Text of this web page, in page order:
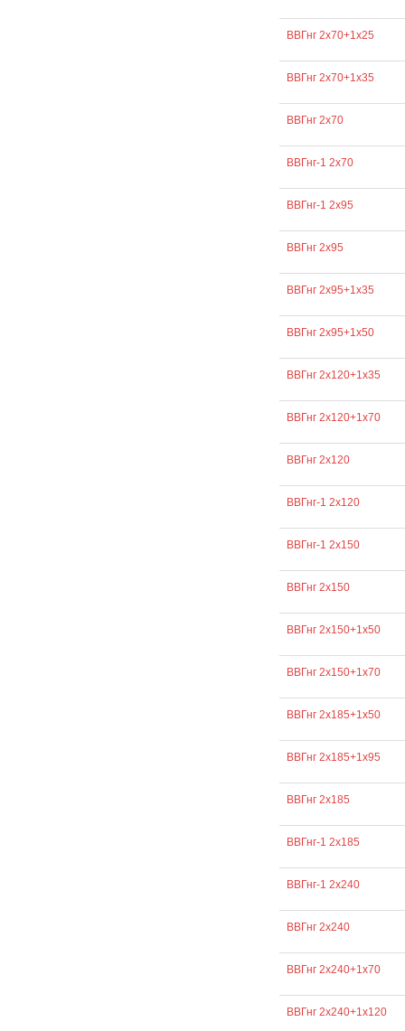
ВВГнг 2х70+1х25
ВВГнг 2х70+1х35
ВВГнг 2х70
ВВГнг-1 2х70
ВВГнг-1 2х95
ВВГнг 2х95
ВВГнг 2х95+1х35
ВВГнг 2х95+1х50
ВВГнг 2х120+1х35
ВВГнг 2х120+1х70
ВВГнг 2х120
ВВГнг-1 2х120
ВВГнг-1 2х150
ВВГнг 2х150
ВВГнг 2х150+1х50
ВВГнг 2х150+1х70
ВВГнг 2х185+1х50
ВВГнг 2х185+1х95
ВВГнг 2х185
ВВГнг-1 2х185
ВВГнг-1 2х240
ВВГнг 2х240
ВВГнг 2х240+1х70
ВВГнг 2х240+1х120